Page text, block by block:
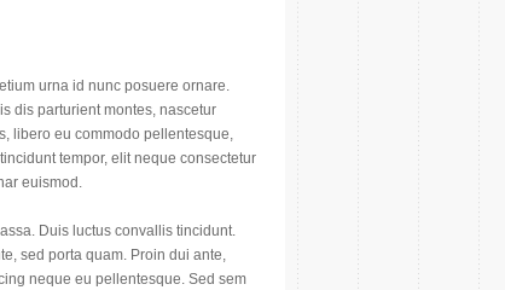
urna id nunc posuere ornare.
dis parturient montes, nascetur
libero eu commodo pellentesque,
tempor, elit neque consectetur
euismod.
Duis luctus convallis tincidunt.
sed porta quam. Proin dui ante,
neque eu pellentesque. Sed sem